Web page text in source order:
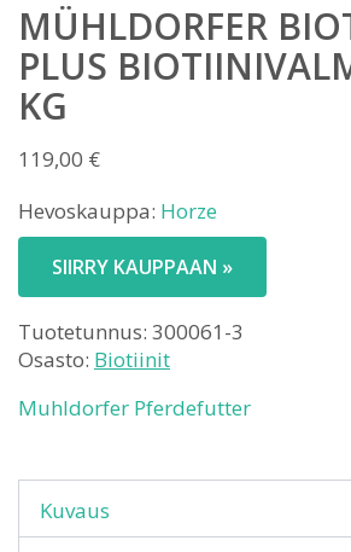
MÜHLDORFER
PLUS
KG
119,00 €
Hevoskauppa: Horze
SIIRRY KAUPPAAN »
Tuotetunnus: 300061-3
Osasto: Biotiinit
Muhldorfer Pferdefutter
Kuvaus